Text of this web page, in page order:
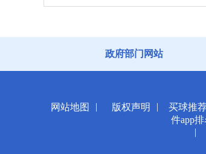
政府部门网站
网站地图 | 版权声明 |
买球推
件app排
|